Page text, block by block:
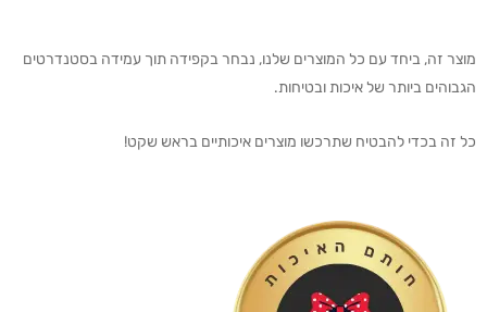
מוצר זה, ביחד עם כל המוצרים שלנו, נבחר בקפידה תוך עמידה בסטנדרטים
הגבוהים ביותר של איכות ובטיחות.
כל זה בכדי להבטיח שתרכשו מוצרים איכותיים בראש שקט!